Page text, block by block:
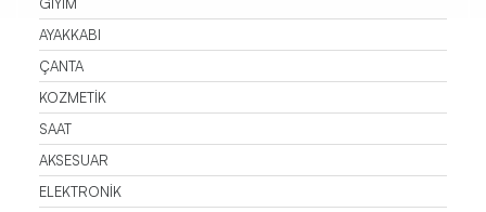
AYAKKABI
ÇANTA
KOZMETİK
SAAT
AKSESUAR
ELEKTRONİK
Şort